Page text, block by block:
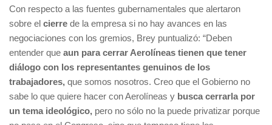
Con respecto a las fuentes gubernamentales que alertaron
sobre el cierre de la empresa si no hay avances en las
negociaciones con los gremios, Brey puntualizó: “Deben
entender que aun para cerrar Aerolíneas tienen que tener
diálogo con los representantes genuinos de los
trabajadores, que somos nosotros. Creo que el Gobierno no
sabe lo que quiere hacer con Aerolíneas y busca cerrarla por
un tema ideológico, pero no sólo no la puede privatizar porque